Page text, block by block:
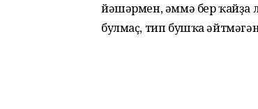
йәшәрмен, әммә бер ҡайҙа
булмаҫ, тип бушҡа